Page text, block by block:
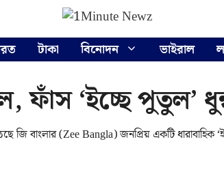
টাকা বিনোদন ভাইরাল
‘ইচ্ছে পুতুল’
জি বাংলার (Zee Bangla) জনপ্রিয় একটি ধারাবাহিক